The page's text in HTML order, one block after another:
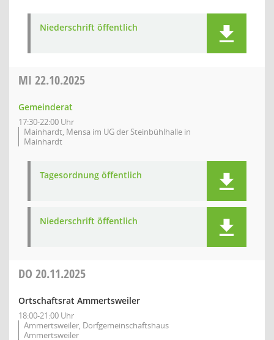
Niederschrift öffentlich
MI 22.10.2025
Gemeinderat
17:30-22:00 Uhr
Mainhardt, Mensa im UG der Steinbühlhalle in
Mainhardt
Tagesordnung öffentlich
Niederschrift öffentlich
DO 20.11.2025
Ortschaftsrat Ammertsweiler
18:00-21:00 Uhr
Ammertsweiler, Dorfgemeinschaftshaus
Ammertsweiler